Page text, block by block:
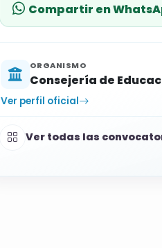
Compartir en
ORGANISMO
Consejería de
Ver perfil oficial
Ver todas las